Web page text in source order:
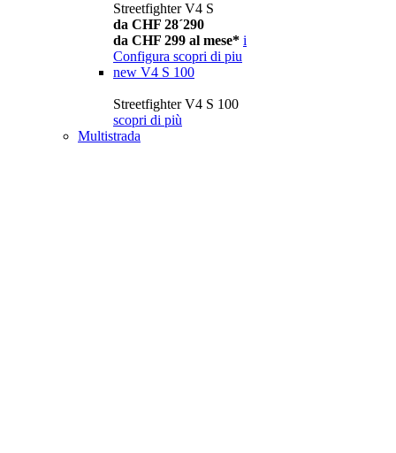
Streetfighter V4 S
da CHF 28´290
da CHF 299 al mese* i
Configura scopri di piu
new V4 S 100
Streetfighter V4 S 100
scopri di più
Multistrada